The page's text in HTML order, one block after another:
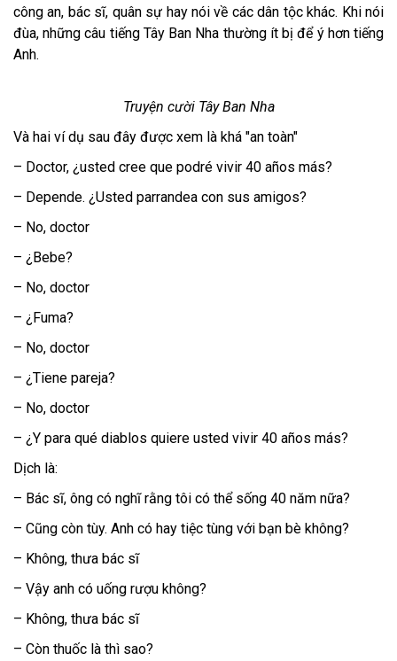
công an, bác sĩ, quân sự hay nói về các dân tộc khác. Khi nói
đùa, những câu tiếng Tây Ban Nha thường ít bị để ý hơn tiếng
Anh.
Truyện cười Tây Ban Nha
Và hai ví dụ sau đây được xem là khá "an toàn"
– Doctor, ¿usted cree que podré vivir 40 años más?
– Depende. ¿Usted parrandea con sus amigos?
– No, doctor
– ¿Bebe?
– No, doctor
– ¿Fuma?
– No, doctor
– ¿Tiene pareja?
– No, doctor
– ¿Y para qué diablos quiere usted vivir 40 años más?
Dịch là:
– Bác sĩ, ông có nghĩ rằng tôi có thể sống 40 năm nữa?
– Cũng còn tùy. Anh có hay tiệc tùng với bạn bè không?
– Không, thưa bác sĩ
– Vậy anh có uống rượu không?
– Không, thưa bác sĩ
– Còn thuốc là thì sao?